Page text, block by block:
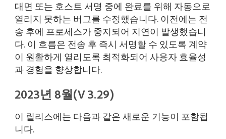
대면 또는 호스트 서명 중에 완료를 위해 자동으로
열리지 못하는 버그를 수정했습니다. 이전에는 전
송 후에 프로세스가 중지되어 지연이 발생했습니
다. 이 흐름은 전송 후 즉시 서명할 수 있도록 계약
이 원활하게 열리도록 최적화되어 사용자 효율성
과 경험을 향상합니다.
2023년 8월(V 3.29)
이 릴리스에는 다음과 같은 새로운 기능이 포함됩
니다.